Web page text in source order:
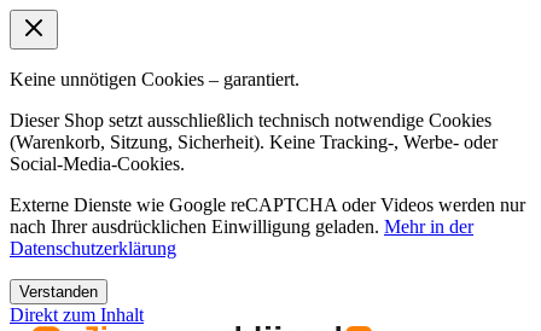
Keine unnötigen Cookies – garantiert.
Dieser Shop setzt ausschließlich technisch notwendige Cookies
(Warenkorb, Sitzung, Sicherheit). Keine Tracking-, Werbe- oder
Social-Media-Cookies.
Externe Dienste wie Google reCAPTCHA oder Videos werden nur
nach Ihrer ausdrücklichen Einwilligung geladen. Mehr in der
Datenschutzerklärung
Verstanden
Direkt zum Inhalt